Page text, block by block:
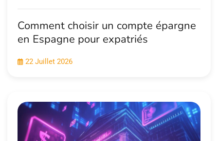
Comment choisir un compte épargne
en Espagne pour expatriés
22 Juillet 2026